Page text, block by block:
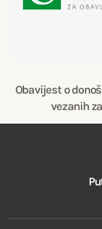
Obavijest o
vezanih